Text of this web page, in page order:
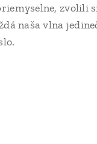
zvolili
naša vlna